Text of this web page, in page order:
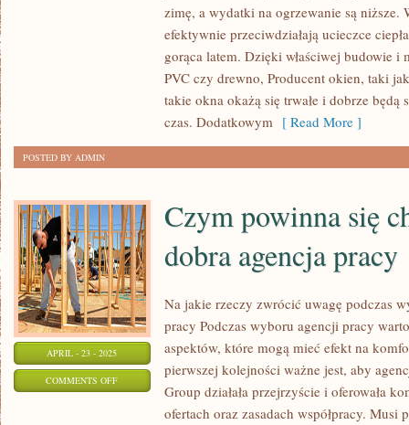
zimę, a wydatki na ogrzewanie są niższe.
efektywnie przeciwdziałają ucieczce
gorąca latem. Dzięki właściwej budowie i
PVC czy drewno, Producent okien, taki
takie okna okażą się trwałe i dobrze będą
czas. Dodatkowym [ Read More ]
POSTED BY ADMIN
APRIL - 23 - 2025
COMMENTS OFFON
Czym powinna się
dobra agencja pracy
Na jakie rzeczy zwrócić uwagę podczas
pracy Podczas wyboru agencji pracy
aspektów, które mogą mieć efekt na
pierwszej kolejności ważne jest, aby
Group działała przejrzyście i oferowała
ofertach oraz zasadach współpracy. Musi